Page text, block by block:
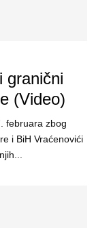
granični
(Video)
februara zbog
i BiH Vraćenovići